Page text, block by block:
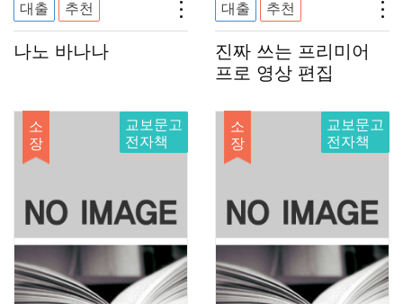
대출 추천
나노 바나나
대출 추천
진짜 쓰는 프리미어
프로 영상 편집
소
장
교보문고
전자책
소
장
교보문고
전자책